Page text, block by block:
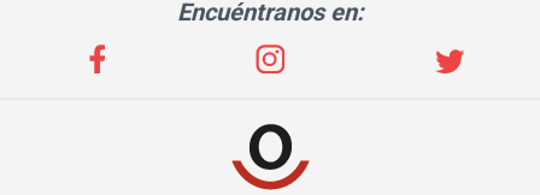
Encuéntranos en: